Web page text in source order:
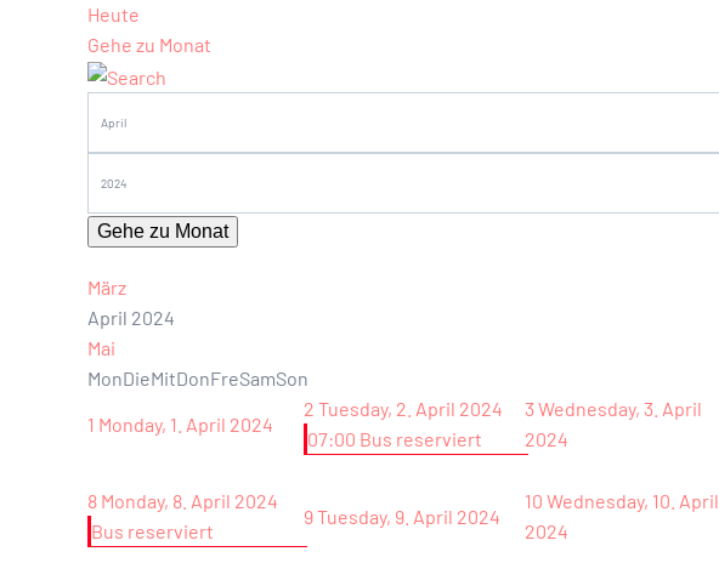
Heute
Gehe zu Monat
Gehe zu Monat
März
April 2024
Mai
MonDieMitDonFreSamSon
1 Monday, 1. April 2024
2 Tuesday, 2. April 2024
07:00 Bus reserviert
3 Wednesday, 3. April
2024
8 Monday, 8. April 2024
Bus reserviert
9Tuesday, 9. April 2024
10 Wednesday, 10. April
2024